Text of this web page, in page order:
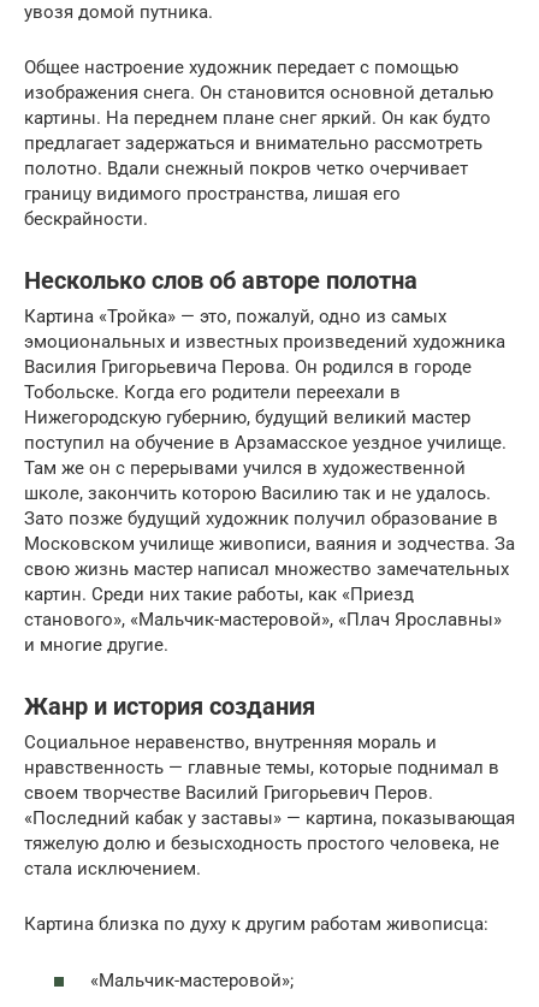
увозя домой путника.
Общее настроение художник передает с помощью
изображения снега. Он становится основной деталью
картины. На переднем плане снег яркий. Он как будто
предлагает задержаться и внимательно рассмотреть
полотно. Вдали снежный покров четко очерчивает
границу видимого пространства, лишая его
бескрайности.
Несколько слов об авторе полотна
Картина «Тройка» — это, пожалуй, одно из самых
эмоциональных и известных произведений художника
Василия Григорьевича Перова. Он родился в городе
Тобольске. Когда его родители переехали в
Нижегородскую губернию, будущий великий мастер
поступил на обучение в Арзамасское уездное училище.
Там же он с перерывами учился в художественной
школе, закончить которою Василию так и не удалось.
Зато позже будущий художник получил образование в
Московском училище живописи, ваяния и зодчества. За
свою жизнь мастер написал множество замечательных
картин. Среди них такие работы, как «Приезд
станового», «Мальчик-мастеровой», «Плач Ярославны»
и многие другие.
Жанр и история создания
Социальное неравенство, внутренняя мораль и
нравственность — главные темы, которые поднимал в
своем творчестве Василий Григорьевич Перов.
«Последний кабак у заставы» — картина, показывающая
тяжелую долю и безысходность простого человека, не
стала исключением.
Картина близка по духу к другим работам живописца:
«Мальчик-мастеровой»;